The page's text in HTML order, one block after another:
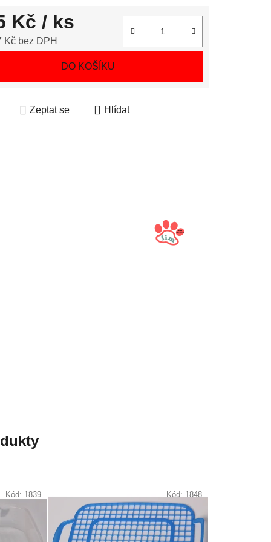
Kč / ks
Kč bez DPH
DO KOŠÍKU
Zeptat se Hlídat
Kód: 1839 Kód:1848